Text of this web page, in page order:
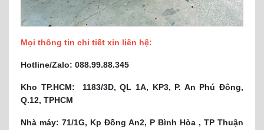
Mọi thông tin chi tiết xin liên hệ:
Hotline/Zalo: 088.99.88.345
Kho TP.HCM: 1183/3D, QL 1A, KP3, P. An Phú Đông,
Q.12, TPHCM
Nhà máy: 71/1G, Kp Đồng An2, P Bình Hòa , TP Thuận